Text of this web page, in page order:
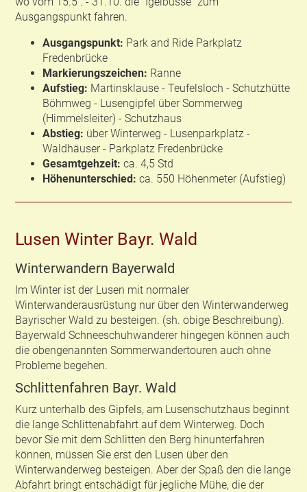
Ausgangspunkt fahren.
Ausgangspunkt: Park and Ride Parkplatz
Fredenbrücke
Markierungszeichen: Ranne
Aufstieg: Martinsklause - Teufelsloch - Schutzhütte
Böhmweg - Lusengipfel über Sommerweg
(Himmelsleiter) - Schutzhaus
Abstieg: über Winterweg - Lusenparkplatz -
Waldhäuser - Parkplatz Fredenbrücke
Gesamtgehzeit: ca. 4,5 Std
Höhenunterschied: ca. 550 Höhenmeter (Aufstieg)
Lusen Winter Bayr. Wald
Winterwandern Bayerwald
Im Winter ist der Lusen mit normaler
Winterwanderausrüstung nur über den Winterwanderweg
Bayrischer Wald zu besteigen. (sh. obige Beschreibung).
Bayerwald Schneeschuhwanderer hingegen können auch
die obengenannten Sommerwandertouren auch ohne
Probleme begehen.
Schlittenfahren Bayr. Wald
Kurz unterhalb des Gipfels, am Lusenschutzhaus beginnt
die lange Schlittenabfahrt auf dem Winterweg. Doch
bevor Sie mit dem Schlitten den Berg hinunterfahren
können, müssen Sie erst den Lusen über den
Winterwanderweg besteigen. Aber der Spaß den die lange
Abfahrt bringt entschädigt für jegliche Mühe, die der